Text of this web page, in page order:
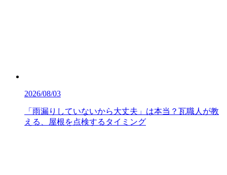
2026/08/03
「雨漏りしていないから大丈夫」は本当？瓦職人が教
える、屋根を点検するタイミング